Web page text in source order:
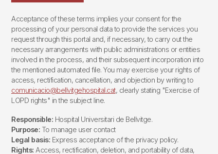
Acceptance of these terms implies your consent for the
processing of your personal data to provide the services you
request through this portal and, if necessary, to carry out the
necessary arrangements with public administrations or entities
involved in the process, and their subsequent incorporation into
the mentioned automated file. You may exercise your rights of
access, rectification, cancellation, and objection by writing to
comunicacio@bellvitgehospital.cat, clearly stating "Exercise of
LOPD rights" in the subject line.
Responsible: Hospital Universitari de Bellvitge.
Purpose: To manage user contact
Legal basis: Express acceptance of the privacy policy.
Rights: Access, rectification, deletion, and portability of data,